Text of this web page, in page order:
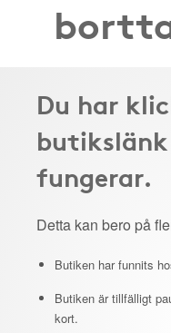
Du har
fungerar.
Detta kan bero på
Butiken har funnits
Butiken är tillfälligt
kort.